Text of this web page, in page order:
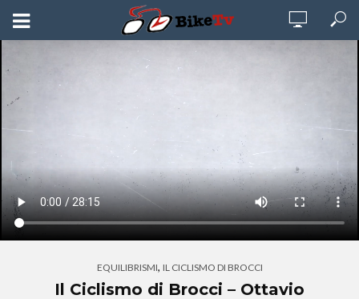
EQUILIBRISMI, IL CICLISMO DI BROCCI
Il Ciclismo di Brocci – Ottavio